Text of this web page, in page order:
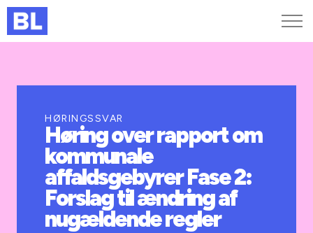
Kurser og arrangementer
Jobportalen
HØRINGSSVAR
Høring over rapport om
kommunale
affaldsgebyrer Fase 2:
Forslag til ændring af
nugældende regler